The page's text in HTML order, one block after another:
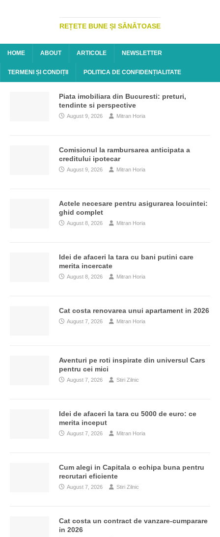
REȚETE BUNE ȘI SĂNĂTOASE
HOME ABOUT ARTICOLE NEWSLETTER
TERMENI ȘI CONDIȚII POLITICA DE CONFIDENȚIALITATE
Piata imobiliara din Bucuresti: preturi,
tendinte si perspective
August 9, 2026 Mitran Horia
Comisionul la rambursarea anticipata a
creditului ipotecar
August 9, 2026 Mitran Horia
Actele necesare pentru asigurarea locuintei:
ghid complet
August 8, 2026 Mitran Horia
Idei de afaceri la tara cu bani putini care
merita incercate
August 8, 2026 Mitran Horia
Cat costa renovarea unui apartament in 2026
August 7, 2026 Mitran Horia
Aventuri pe roti inspirate din universul Cars
pentru cei mici
August 7, 2026 Stiri Zilnic
Idei de afaceri la tara cu 5000 de euro: ce
merita inceput
August 7, 2026 Mitran Horia
Cum alegi in Capitala o echipa buna pentru
recrutari eficiente
August 7, 2026 Stiri Zilnic
Cat costa un contract de vanzare-cumparare
in 2026